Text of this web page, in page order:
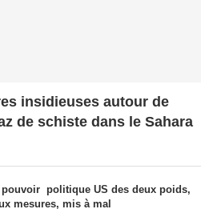
insidieuses autour de
de schiste dans le Sahara
pouvoir politique US des deux poids,
mesures, mis à mal